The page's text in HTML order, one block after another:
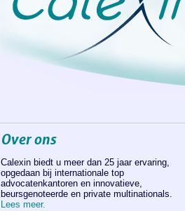
Over ons
Calexin biedt u meer dan 25 jaar ervaring,
opgedaan bij internationale top
advocatenkantoren en innovatieve,
beursgenoteerde en private multinationals.
Lees meer.